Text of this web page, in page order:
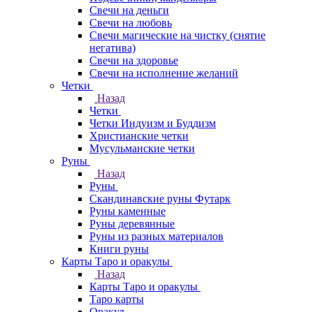
Свечи на деньги
Свечи на любовь
Свечи магические на чистку (снятие
негатива)
Свечи на здоровье
Свечи на исполнение желаний
Четки
Назад
Четки
Четки Индуизм и Буддизм
Христианские четки
Мусульманские четки
Руны
Назад
Руны
Скандинавские руны Футарк
Руны каменные
Руны деревянные
Руны из разных материалов
Книги руны
Карты Таро и оракулы
Назад
Карты Таро и оракулы
Таро карты